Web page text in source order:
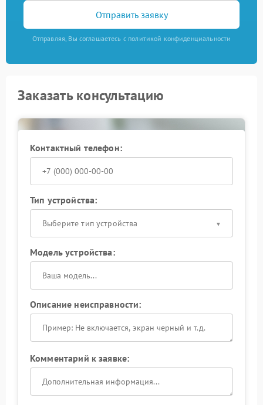
Отправить заявку
Отправляя, Вы соглашаетесь с политикой конфиденциальности
Заказать консультацию
Контактный телефон:
Тип устройства:
Выберите тип устройства
Модель устройства:
Описание неисправности:
Комментарий к заявке: